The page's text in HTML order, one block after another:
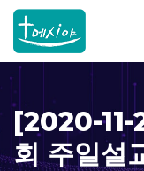
[2020-11-
회 주일설